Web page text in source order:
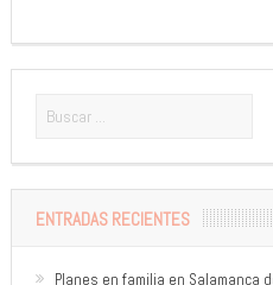
ENTRADAS RECIENTES
Planes en familia en Salamanca